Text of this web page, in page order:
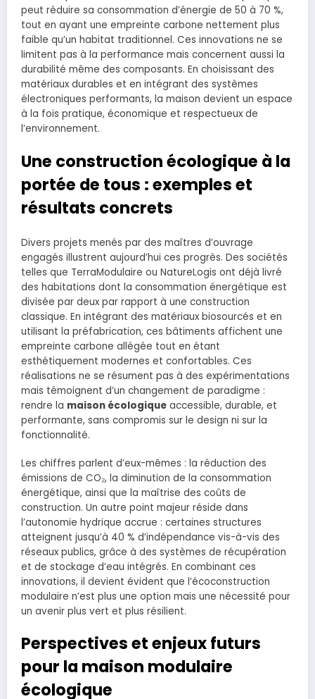
peut réduire sa consommation d’énergie de 50 à 70 %,
tout en ayant une empreinte carbone nettement plus
faible qu’un habitat traditionnel. Ces innovations ne se
limitent pas à la performance mais concernent aussi la
durabilité même des composants. En choisissant des
matériaux durables et en intégrant des systèmes
électroniques performants, la maison devient un espace
à la fois pratique, économique et respectueux de
l’environnement.
Une construction écologique à la
portée de tous : exemples et
résultats concrets
Divers projets menés par des maîtres d’ouvrage
engagés illustrent aujourd’hui ces progrès. Des sociétés
telles que TerraModulaire ou NatureLogis ont déjà livré
des habitations dont la consommation énergétique est
divisée par deux par rapport à une construction
classique. En intégrant des matériaux biosourcés et en
utilisant la préfabrication, ces bâtiments affichent une
empreinte carbone allégée tout en étant
esthétiquement modernes et confortables. Ces
réalisations ne se résument pas à des expérimentations
mais témoignent d’un changement de paradigme :
rendre la maison écologique accessible, durable, et
performante, sans compromis sur le design ni sur la
fonctionnalité.
Les chiffres parlent d’eux-mêmes : la réduction des
émissions de CO₂, la diminution de la consommation
énergétique, ainsi que la maîtrise des coûts de
construction. Un autre point majeur réside dans
l’autonomie hydrique accrue : certaines structures
atteignent jusqu’à 40 % d’indépendance vis-à-vis des
réseaux publics, grâce à des systèmes de récupération
et de stockage d’eau intégrés. En combinant ces
innovations, il devient évident que l’écoconstruction
modulaire n’est plus une option mais une nécessité pour
un avenir plus vert et plus résilient.
Perspectives et enjeux futurs
pour la maison modulaire
écologique